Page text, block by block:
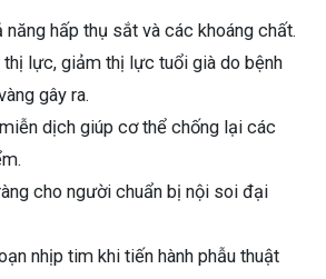
năng hấp thụ sắt và các khoáng chất.
lực, giảm thị lực tuổi già do bệnh
gây ra.
dịch giúp cơ thể chống lại các
cho người chuẩn bị nội soi đại
nhịp tim khi tiến hành phẫu thuật